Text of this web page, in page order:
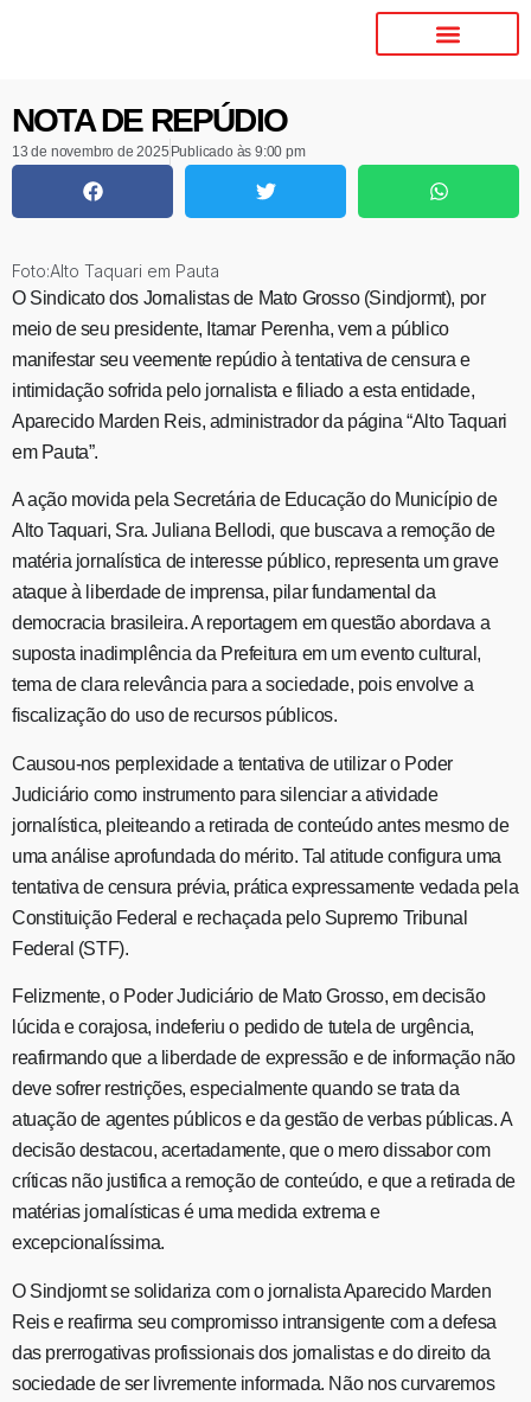
NOTA DE REPÚDIO
13 de novembro de 2025 Publicado às 9:00 pm
Foto:Alto Taquari em Pauta
O Sindicato dos Jornalistas de Mato Grosso (Sindjormt), por
meio de seu presidente, Itamar Perenha, vem a público
manifestar seu veemente repúdio à tentativa de censura e
intimidação sofrida pelo jornalista e filiado a esta entidade,
Aparecido Marden Reis, administrador da página “Alto Taquari
em Pauta”.
A ação movida pela Secretária de Educação do Município de
Alto Taquari, Sra. Juliana Bellodi, que buscava a remoção de
matéria jornalística de interesse público, representa um grave
ataque à liberdade de imprensa, pilar fundamental da
democracia brasileira. A reportagem em questão abordava a
suposta inadimplência da Prefeitura em um evento cultural,
tema de clara relevância para a sociedade, pois envolve a
fiscalização do uso de recursos públicos.
Causou-nos perplexidade a tentativa de utilizar o Poder
Judiciário como instrumento para silenciar a atividade
jornalística, pleiteando a retirada de conteúdo antes mesmo de
uma análise aprofundada do mérito. Tal atitude configura uma
tentativa de censura prévia, prática expressamente vedada pela
Constituição Federal e rechaçada pelo Supremo Tribunal
Federal (STF).
Felizmente, o Poder Judiciário de Mato Grosso, em decisão
lúcida e corajosa, indeferiu o pedido de tutela de urgência,
reafirmando que a liberdade de expressão e de informação não
deve sofrer restrições, especialmente quando se trata da
atuação de agentes públicos e da gestão de verbas públicas. A
decisão destacou, acertadamente, que o mero dissabor com
críticas não justifica a remoção de conteúdo, e que a retirada de
matérias jornalísticas é uma medida extrema e
excepcionalíssima.
O Sindjormt se solidariza com o jornalista Aparecido Marden
Reis e reafirma seu compromisso intransigente com a defesa
das prerrogativas profissionais dos jornalistas e do direito da
sociedade de ser livremente informada. Não nos curvaremos